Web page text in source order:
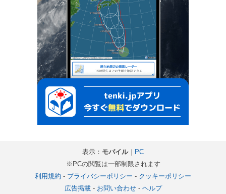
表示： モバイル｜ PC
※PCの閲覧は一部制限されます
利用規約 - プライバシーポリシー - クッキーポリシー
広告掲載- お問い合わせ- ヘルプ